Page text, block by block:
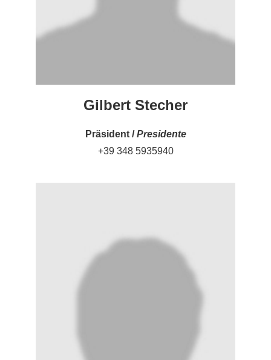
Gilbert Stecher
Präsident /Presidente
+39 348 5935940